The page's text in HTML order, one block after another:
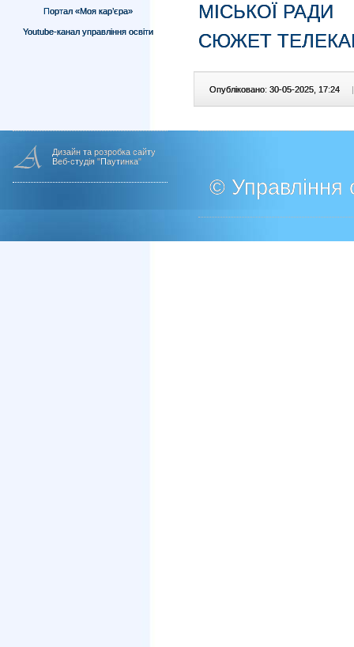
Портал «Моя кар’єра»
Youtube-канал управління освіти
МІСЬКОЇ РАДИ
СЮЖЕТ
Опубліковано: 30-05-2025, 17:24 |
Дизайн та розробка сайту
Веб-студія "Паутинка"
© Управління